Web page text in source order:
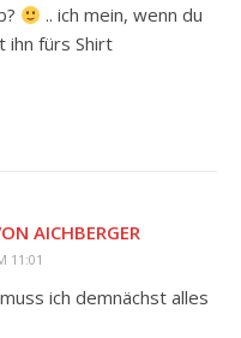
.. ich mein, wenn du
ihn fürs Shirt
AICHBERGER
11:01
ich demnächst alles